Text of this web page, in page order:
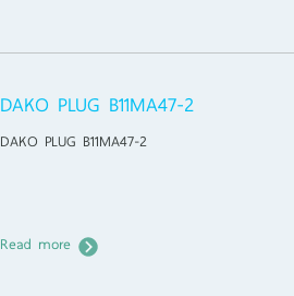
DAKO PLUG B11MA47-2
DAKO PLUG B11MA47-2
Read more